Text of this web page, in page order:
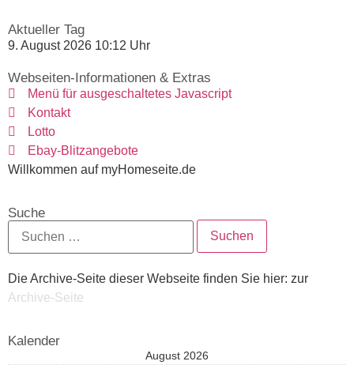
Aktueller Tag
9. August 2026 10:12 Uhr
Webseiten-Informationen & Extras
Menü für ausgeschaltetes Javascript
Kontakt
Lotto
Ebay-Blitzangebote
Willkommen auf myHomeseite.de
Suche
Die Archive-Seite dieser Webseite finden Sie hier: zur
Archive-Seite
Kalender
August 2026